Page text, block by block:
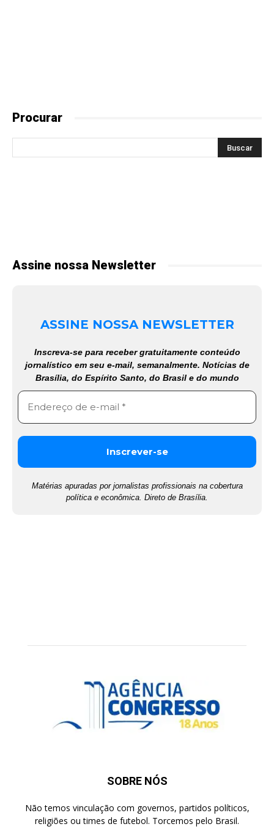
Procurar
Assine nossa Newsletter
ASSINE NOSSA NEWSLETTER
Inscreva-se para receber gratuitamente conteúdo
jornalístico em seu e-mail, semanalmente. Notícias de
Brasília, do Espírito Santo, do Brasil e do mundo
Matérias apuradas por jornalistas profissionais na cobertura
política e econômica. Direto de Brasília.
SOBRE NÓS
Não temos vinculação com governos, partidos políticos,
religiões ou times de futebol. Torcemos pelo Brasil.